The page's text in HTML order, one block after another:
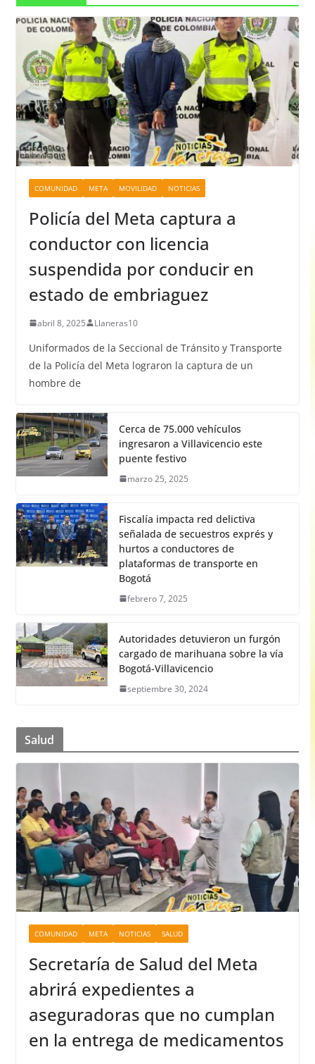
COMUNIDAD META MOVILIDAD NOTICIAS
Policía del Meta captura a
conductor con licencia
suspendida por conducir en
estado de embriaguez
abril 8, 2025 Llaneras10
Uniformados de la Seccional de Tránsito y Transporte
de la Policía del Meta lograron la captura de un
hombre de
Cerca de 75.000 vehículos
ingresaron a Villavicencio este
puente festivo
marzo 25, 2025
Fiscalía impacta red delictiva
señalada de secuestros exprés y
hurtos a conductores de
plataformas de transporte en
Bogotá
febrero 7, 2025
Autoridades detuvieron un furgón
cargado de marihuana sobre la vía
Bogotá-Villavicencio
septiembre 30, 2024
Salud
COMUNIDAD META NOTICIAS SALUD
Secretaría de Salud del Meta
abrirá expedientes a
aseguradoras que no cumplan
en la entrega de medicamentos